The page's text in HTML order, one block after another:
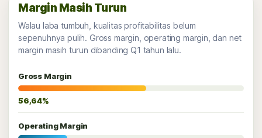
Margin Masih Turun
Walau laba tumbuh, kualitas profitabilitas belum
sepenuhnya pulih. Gross margin, operating margin, dan net
margin masih turun dibanding Q1 tahun lalu.
Gross Margin
56,64%
Operating Margin